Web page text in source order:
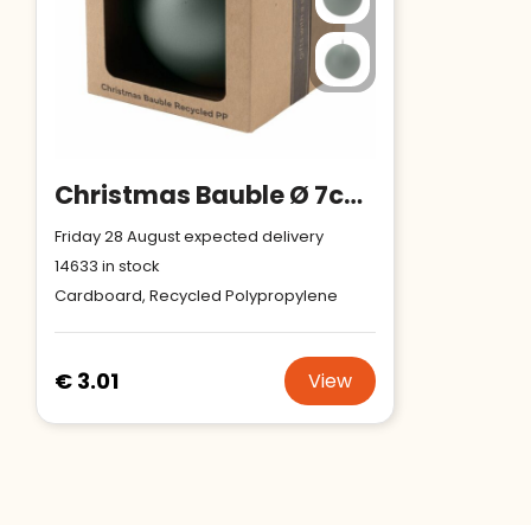
Christmas Bauble Ø 7cm Recycled PP Box - Made in Europe
Friday 28 August expected delivery
14633 in stock
Cardboard, Recycled Polypropylene
€ 3.01 View